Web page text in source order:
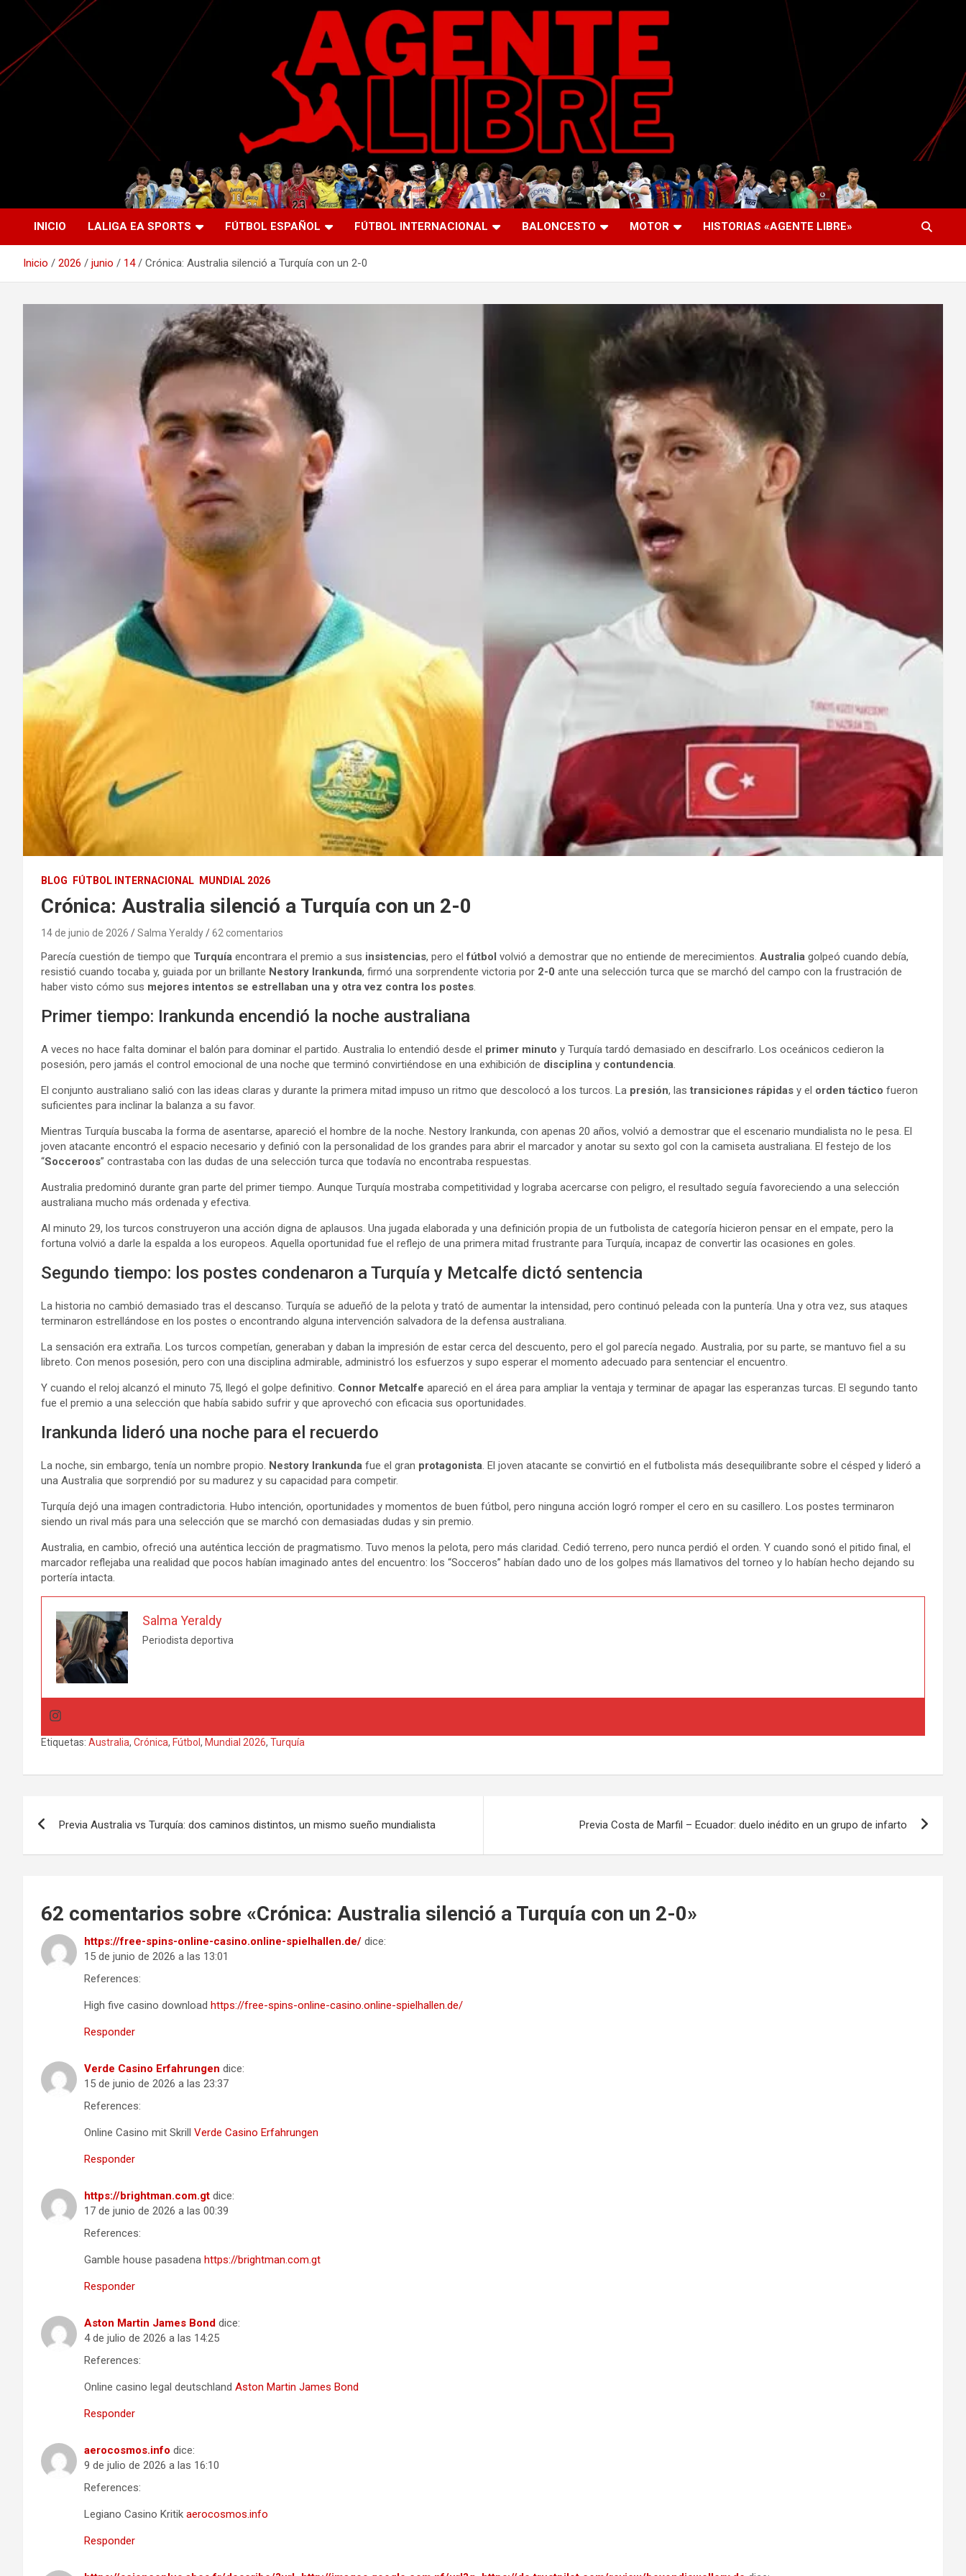
Saltar
contenido
Agente Libre Digital
La nueva generación del periodismo deportivo.
INICIO LALIGA EA SPORTS FÚTBOL ESPAÑOL FÚTBOL INTERNACIONAL BALONCESTO MOTOR HISTORIAS «AGENTE LIBRE»
Inicio 2026 junio 14 Crónica: Australia silenció a Turquía con un 2-0
BLOG FÚTBOL INTERNACIONAL MUNDIAL 2026
Crónica: Australia silenció a Turquía con un 2-0
14 de junio de 2026 Salma Yeraldy 62 comentarios
Parecía cuestión de tiempo que Turquía encontrara el premio a sus insistencias, pero elfútbol volvió a demostrar que no entiende de merecimientos. Australia golpeó cuando debía,
resistió cuando tocaba y, guiada por un brillante Nestory Irankunda, firmó una sorprendente victoria por 2-0 ante una selección turca que se marchó del campo con la frustración de
haber visto cómo sus mejores intentos se estrellaban una y otra vez contra los postes.
Primer tiempo: Irankunda encendió la noche australiana
A veces no hace falta dominar el balón para dominar el partido. Australia lo entendió desde el primer minuto y Turquía tardó demasiado en descifrarlo. Los oceánicos cedieron la
posesión, pero jamás el control emocional de una noche que terminó convirtiéndose en una exhibición de disciplina y contundencia.
El conjunto australiano salió con las ideas claras y durante la primera mitad impuso un ritmo que descolocó a los turcos. La presión, lastransiciones rápidas y el orden táctico fueron
suficientes para inclinar la balanza a su favor.
Mientras Turquía buscaba la forma de asentarse, apareció el hombre de la noche. Nestory Irankunda, con apenas 20 años, volvió a demostrar que el escenario mundialista no le pesa. El
joven atacante encontró el espacio necesario y definió con la personalidad de los grandes para abrir el marcador y anotar su sexto gol con la camiseta australiana. El festejo de los
“Socceroos” contrastaba con las dudas de una selección turca que todavía no encontraba respuestas.
Australia predominó durante gran parte del primer tiempo. Aunque Turquía mostraba competitividad y lograba acercarse con peligro, el resultado seguía favoreciendo a una selección
australiana mucho más ordenada y efectiva.
Al minuto 29, los turcos construyeron una acción digna de aplausos. Una jugada elaborada y una definición propia de un futbolista de categoría hicieron pensar en el empate, pero la
fortuna volvió a darle la espalda a los europeos. Aquella oportunidad fue el reflejo de una primera mitad frustrante para Turquía, incapaz de convertir las ocasiones en goles.
Segundo tiempo: los postes condenaron a Turquía y Metcalfe dictó sentencia
La historia no cambió demasiado tras el descanso. Turquía se adueñó de la pelota y trató de aumentar la intensidad, pero continuó peleada con la puntería. Una y otra vez, sus ataques
terminaron estrellándose en los postes o encontrando alguna intervención salvadora de la defensa australiana.
La sensación era extraña. Los turcos competían, generaban y daban la impresión de estar cerca del descuento, pero el gol parecía negado. Australia, por su parte, se mantuvo fiel a su
libreto. Con menos posesión, pero con una disciplina admirable, administró los esfuerzos y supo esperar el momento adecuado para sentenciar el encuentro.
Y cuando el reloj alcanzó el minuto 75, llegó el golpe definitivo. Connor Metcalfe apareció en el área para ampliar la ventaja y terminar de apagar las esperanzas turcas. El segundo tanto
fue el premio a una selección que había sabido sufrir y que aprovechó con eficacia sus oportunidades.
Irankunda lideró una noche para el recuerdo
La noche, sin embargo, tenía un nombre propio. Nestory Irankunda fue el gran protagonista. El joven atacante se convirtió en el futbolista más desequilibrante sobre el césped y lideró a
una Australia que sorprendió por su madurez y su capacidad para competir.
Turquía dejó una imagen contradictoria. Hubo intención, oportunidades y momentos de buen fútbol, pero ninguna acción logró romper el cero en su casillero. Los postes terminaron
siendo un rival más para una selección que se marchó con demasiadas dudas y sin premio.
Australia, en cambio, ofreció una auténtica lección de pragmatismo. Tuvo menos la pelota, pero más claridad. Cedió terreno, pero nunca perdió el orden. Y cuando sonó el pitido final, el
marcador reflejaba una realidad que pocos habían imaginado antes del encuentro: los “Socceros” habían dado uno de los golpes más llamativos del torneo y lo habían hecho dejando su
portería intacta.
Salma Yeraldy
Periodista deportiva
Etiquetas: Australia, Crónica, Fútbol , Mundial 2026, Turquía
Previa Australia vs Turquía: dos caminos distintos, un mismo sueño mundialista Previa Costa de Marfil – Ecuador: duelo inédito en un grupo de infarto
62 comentarios sobre «Crónica: Australia silenció a Turquía con un 2-0»
https://free-spins-online-casino.online-spielhallen.de/ dice:
15 de junio de 2026 a las 13:01
References:
High five casino download https://free-spins-online-casino.online-spielhallen.de/
Responder
Verde Casino Erfahrungen dice:
15 de junio de 2026 a las 23:37
References:
Online Casino mit Skrill Verde Casino Erfahrungen
Responder
https://brightman.com.gt dice:
17 de junio de 2026 a las 00:39
References:
Gamble house pasadena https://brightman.com.gt
Responder
Aston Martin James Bond dice:
4 de julio de 2026 a las 14:25
References:
Online casino legal deutschland Aston Martin James Bond
Responder
aerocosmos.info dice:
9 de julio de 2026 a las 16:10
References:
Legiano Casino Kritik aerocosmos.info
Responder